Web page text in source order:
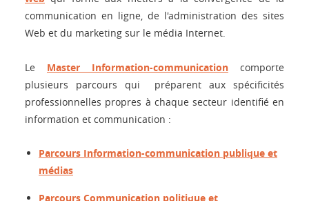
communication en ligne, de l'administration des sites
Web et du marketing sur le média Internet.
Le Master Information-communication comporte
plusieurs parcours qui préparent aux spécificités
professionnelles propres à chaque secteur identifié en
information et communication :
Parcours Information-communication publique et
médias
Parcours Communication politique et